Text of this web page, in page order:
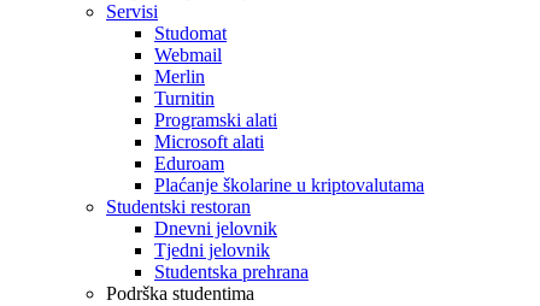
Servisi
Studomat
Webmail
Merlin
Turnitin
Programski alati
Microsoft alati
Eduroam
Plaćanje školarine u kriptovalutama
Studentski restoran
Dnevni jelovnik
Tjedni jelovnik
Studentska prehrana
Podrška studentima